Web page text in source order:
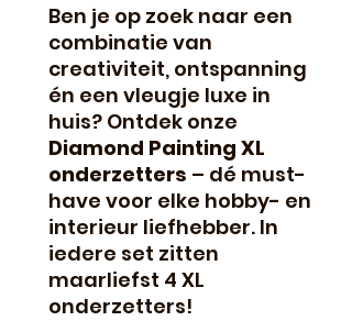
Ben je op zoek naar een
combinatie van
creativiteit, ontspanning
én een vleugje luxe in
huis? Ontdek onze
Diamond Painting XL
onderzetters – dé must-
have voor elke hobby- en
interieur liefhebber. In
iedere set zitten
maarliefst 4 XL
onderzetters!